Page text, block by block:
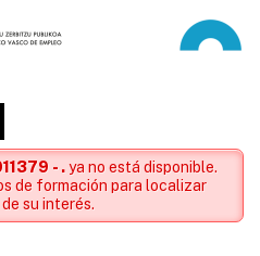
- .ya no está disponible.
de formación para localizar
su interés.